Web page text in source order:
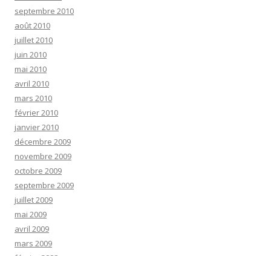
septembre 2010
août 2010
juillet 2010
juin 2010
mai 2010
avril 2010
mars 2010
février 2010
janvier 2010
décembre 2009
novembre 2009
octobre 2009
septembre 2009
juillet 2009
mai 2009
avril 2009
mars 2009